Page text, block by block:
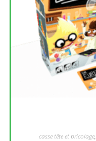
casse tête et bricolage,